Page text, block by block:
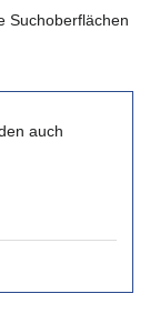
Suchoberflächen
auch